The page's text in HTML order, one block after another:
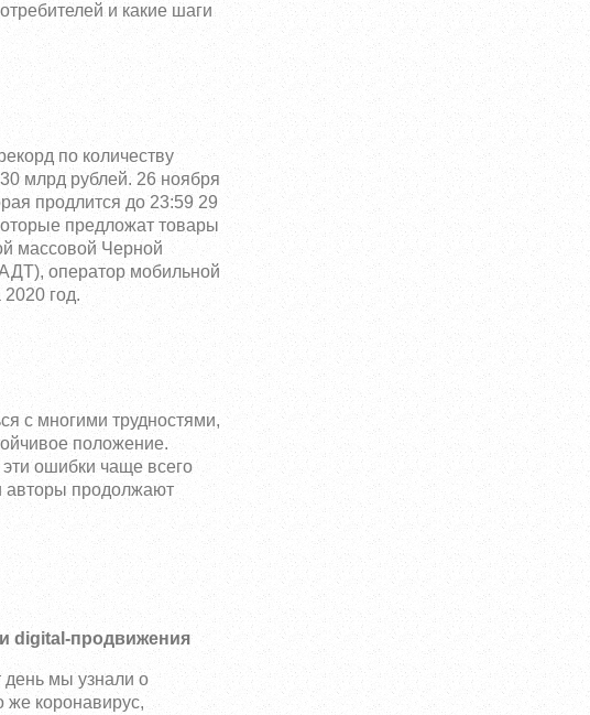
и какие шаги
по количеству
млрд рублей. 26 ноября
продлится до 23:59 29
предложат товары
массовой Черной
), оператор мобильной
год.
с многими трудностями,
положение.
ошибки чаще всего
авторы продолжают
digital-продвижения
день мы узнали о
же коронавирус,